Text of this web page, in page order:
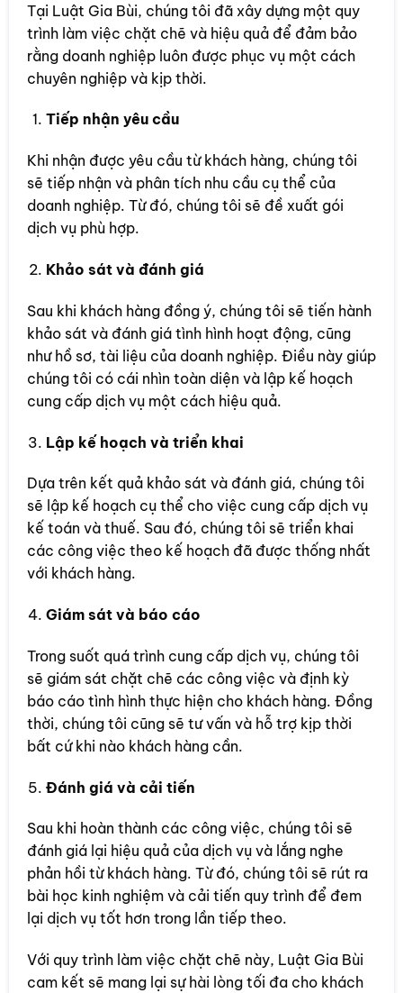
Tại Luật Gia Bùi, chúng tôi đã xây dựng một quy
trình làm việc chặt chẽ và hiệu quả để đảm bảo
rằng doanh nghiệp luôn được phục vụ một cách
chuyên nghiệp và kịp thời.
Tiếp nhận yêu cầu
Khi nhận được yêu cầu từ khách hàng, chúng tôi
sẽ tiếp nhận và phân tích nhu cầu cụ thể của
doanh nghiệp. Từ đó, chúng tôi sẽ đề xuất gói
dịch vụ phù hợp.
Khảo sát và đánh giá
Sau khi khách hàng đồng ý, chúng tôi sẽ tiến hành
khảo sát và đánh giá tình hình hoạt động, cũng
như hồ sơ, tài liệu của doanh nghiệp. Điều này giúp
chúng tôi có cái nhìn toàn diện và lập kế hoạch
cung cấp dịch vụ một cách hiệu quả.
Lập kế hoạch và triển khai
Dựa trên kết quả khảo sát và đánh giá, chúng tôi
sẽ lập kế hoạch cụ thể cho việc cung cấp dịch vụ
kế toán và thuế. Sau đó, chúng tôi sẽ triển khai
các công việc theo kế hoạch đã được thống nhất
với khách hàng.
Giám sát và báo cáo
Trong suốt quá trình cung cấp dịch vụ, chúng tôi
sẽ giám sát chặt chẽ các công việc và định kỳ
báo cáo tình hình thực hiện cho khách hàng. Đồng
thời, chúng tôi cũng sẽ tư vấn và hỗ trợ kịp thời
bất cứ khi nào khách hàng cần.
Đánh giá và cải tiến
Sau khi hoàn thành các công việc, chúng tôi sẽ
đánh giá lại hiệu quả của dịch vụ và lắng nghe
phản hồi từ khách hàng. Từ đó, chúng tôi sẽ rút ra
bài học kinh nghiệm và cải tiến quy trình để đem
lại dịch vụ tốt hơn trong lần tiếp theo.
Với quy trình làm việc chặt chẽ này, Luật Gia Bùi
cam kết sẽ mang lại sự hài lòng tối đa cho khách